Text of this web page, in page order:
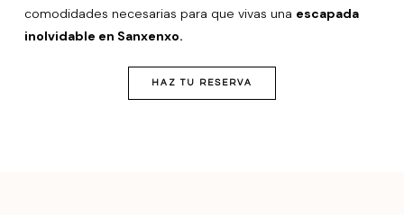
comodidades necesarias para que vivas una escapada
inolvidable en Sanxenxo.
HAZ TU RESERVA